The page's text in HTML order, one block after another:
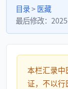
目录>医藏
最后修改：
本栏汇录中
证，不以行